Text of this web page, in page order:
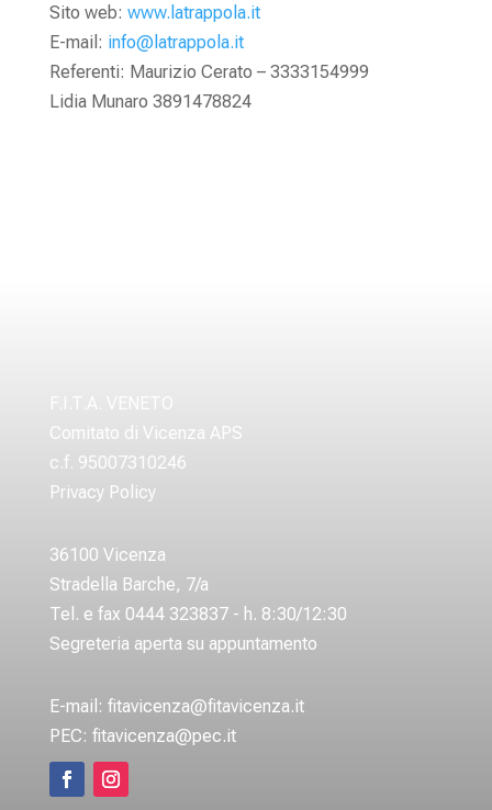
Sito web: www.latrappola.it
E-mail: info@latrappola.it
Referenti: Maurizio Cerato – 3333154999
Lidia Munaro 3891478824
F.I.T.A. VENETO
Comitato di Vicenza APS
c.f. 95007310246
Privacy Policy
36100 Vicenza
Stradella Barche, 7/a
Tel. e fax 0444 323837 - h. 8:30/12:30
Segreteria aperta su appuntamento
E-mail: fitavicenza@fitavicenza.it
PEC: fitavicenza@pec.it